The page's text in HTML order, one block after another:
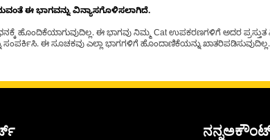
ಈ ಭಾಗವನ್ನು ವಿನ್ಯಾಸಗೊಳಿಸಲಾಗಿದೆ.
ಹೊಂದಿಕೆಯಾಗುವುದಿಲ್ಲ. ಈ ಭಾಗವು ನಿಮ್ಮ Cat ಉಪಕರಣಗಳಿಗೆ ಅದರ ಪ್ರಸ್ತುತ
ಈ ಸೂಚಕವು ಎಲ್ಲಾ ಭಾಗಗಳಿಗೆ ಹೊಂದಾಣಿಕೆಯನ್ನು ಖಾತರಿಪಡಿಸುವುದಿಲ್ಲ.